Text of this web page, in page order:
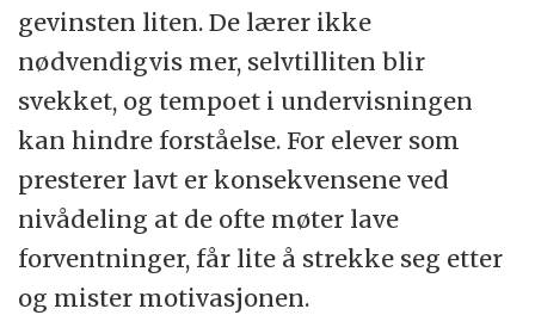
gevinsten liten. De lærer ikke
nødvendigvis mer, selvtilliten blir
svekket, og tempoet i undervisningen
kan hindre forståelse. For elever som
presterer lavt er konsekvensene ved
nivådeling at de ofte møter lave
forventninger, får lite å strekke seg etter
og mister motivasjonen.